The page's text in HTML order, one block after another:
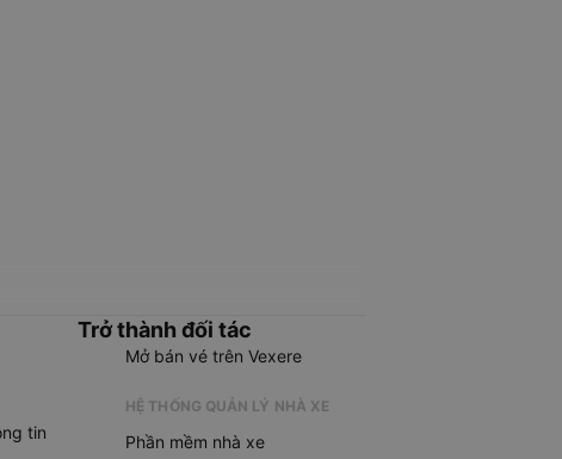
tin
Trở thành đối tác
Mở bán vé trên Vexere
HỆ THỐNG QUẢN LÝ NHÀ XE
Phần mềm nhà xe